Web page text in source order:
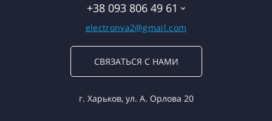
+38 093 806 49 61
electronva2@gmail.com
СВЯЗАТЬСЯ С НАМИ
г. Харьков, ул. А. Орлова 20